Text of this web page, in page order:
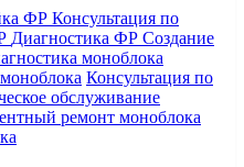
ФР Консультация по
Диагностика ФР Создание
моноблока
Консультация по
обслуживание
ремонт моноблока